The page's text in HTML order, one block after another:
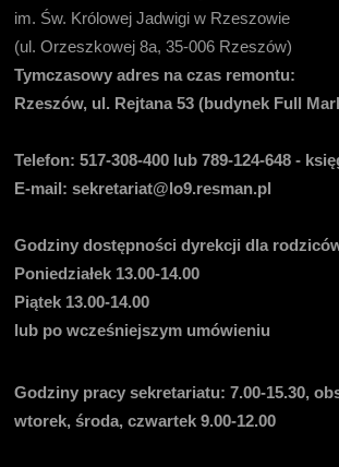
im. Św. Królowej Jadwigi w Rzeszowie
(ul. Orzeszkowej 8a, 35-006 Rzeszów)
Tymczasowy adres na czas remontu:
Rzeszów, ul. Rejtana 53 (budynek Full
Telefon:517-308-400 lub 789-124-648 -
E-mail: sekretariat@lo9.resman.pl
Godziny dostępności dyrekcji dla
Poniedziałek 13.00-14.00
Piątek 13.00-14.00
lub po wcześniejszym umówieniu
Godziny pracy sekretariatu: 7.00-15.30,
wtorek, środa, czwartek 9.00-12.00